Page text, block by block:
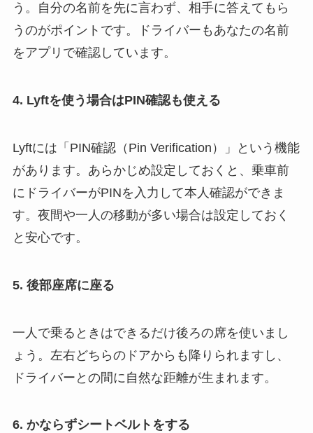
う。自分の名前を先に言わず、相手に答えてもら
うのがポイントです。ドライバーもあなたの名前
をアプリで確認しています。
4. Lyftを使う場合はPIN確認も使える
Lyftには「PIN確認（Pin Verification）」という機能
があります。あらかじめ設定しておくと、乗車前
にドライバーがPINを入力して本人確認ができま
す。夜間や一人の移動が多い場合は設定しておく
と安心です。
5. 後部座席に座る
一人で乗るときはできるだけ後ろの席を使いまし
ょう。左右どちらのドアからも降りられますし、
ドライバーとの間に自然な距離が生まれます。
6. かならずシートベルトをする